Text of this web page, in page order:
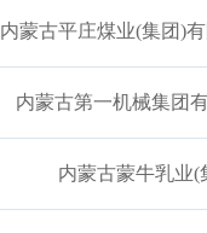
内蒙古平庄煤业(集团)
内蒙古第一机械集团
内蒙古蒙牛乳业(